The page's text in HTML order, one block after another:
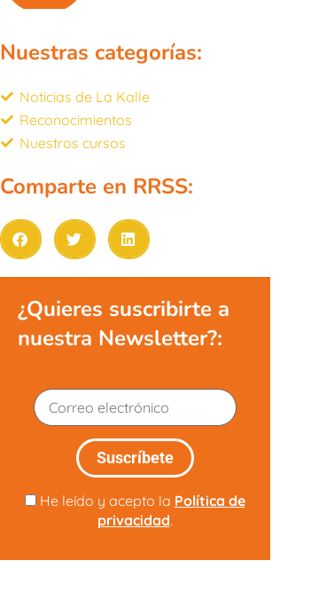
Nuestras categorías:
Noticias de La Kalle
Reconocimientos
Nuestros cursos
Comparte en RRSS:
¿Quieres suscribirte a
nuestra Newsletter?:
He leído y acepto la Política de
privacidad.